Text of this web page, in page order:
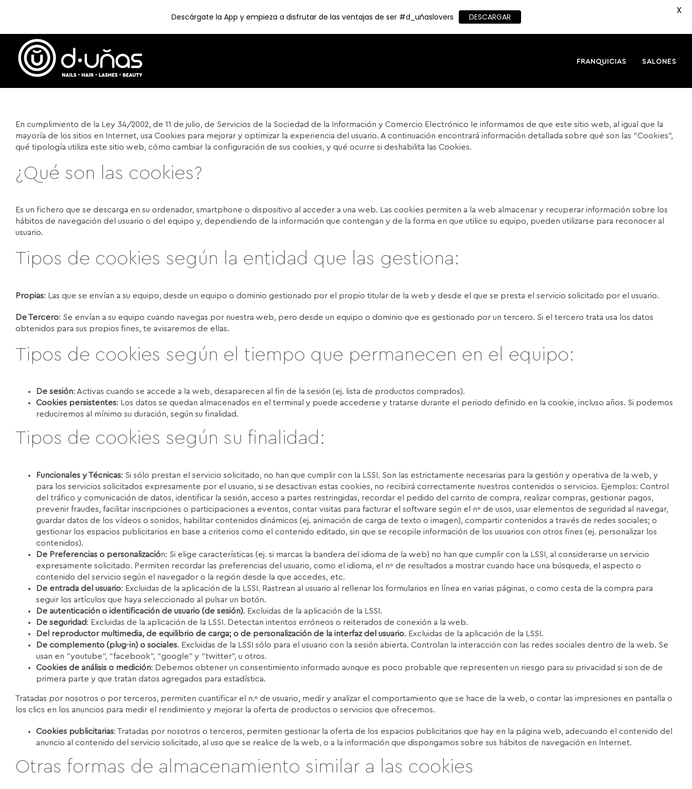
content
FRANQUICIAS SALONES
En cumplimiento de la Ley 34/2002, de 11 de julio, de Servicios de la Sociedad de la Información y Comercio Electrónico le informamos de que este sitio web, al igual que la
mayoría de los sitios en Internet, usa Cookies para mejorar y optimizar la experiencia del usuario. A continuación encontrará información detallada sobre qué son las “Cookies”,
qué tipología utiliza este sitio web, cómo cambiar la configuración de sus cookies, y qué ocurre si deshabilita las Cookies.
¿Qué son las cookies?
Es un fichero que se descarga en su ordenador, smartphone o dispositivo al acceder a una web. Las cookies permiten a la web almacenar y recuperar información sobre los
hábitos de navegación del usuario o del equipo y, dependiendo de la información que contengan y de la forma en que utilice su equipo, pueden utilizarse para reconocer al
usuario.
Tipos de cookies según la entidad que las gestiona:
Propias: Las que se envían a su equipo, desde un equipo o dominio gestionado por el propio titular de la web y desde el que se presta el servicio solicitado por el usuario.
De Tercero: Se envían a su equipo cuando navegas por nuestra web, pero desde un equipo o dominio que es gestionado por un tercero. Si el tercero trata usa los datos
obtenidos para sus propios fines, te avisaremos de ellas.
Tipos de cookies según el tiempo que permanecen en el equipo:
De sesión: Activas cuando se accede a la web, desaparecen al fin de la sesión (ej. lista de productos comprados).
Cookies persistentes: Los datos se quedan almacenados en el terminal y puede accederse y tratarse durante el periodo definido en la cookie, incluso años. Si podemos
reduciremos al mínimo su duración, según su finalidad.
Tipos de cookies según su finalidad:
Funcionales y Técnicas: Si sólo prestan el servicio solicitado, no han que cumplir con la LSSI. Son las estrictamente necesarias para la gestión y operativa de la web, y
para los servicios solicitados expresamente por el usuario, si se desactivan estas cookies, no recibirá correctamente nuestros contenidos o servicios. Ejemplos: Control
del tráfico y comunicación de datos, identificar la sesión, acceso a partes restringidas, recordar el pedido del carrito de compra, realizar compras, gestionar pagos,
prevenir fraudes, facilitar inscripciones o participaciones a eventos, contar visitas para facturar el software según el nº de usos, usar elementos de seguridad al navegar,
guardar datos de los vídeos o sonidos, habilitar contenidos dinámicos (ej. animación de carga de texto o imagen), compartir contenidos a través de redes sociales; o
gestionar los espacios publicitarios en base a criterios como el contenido editado, sin que se recopile información de los usuarios con otros fines (ej. personalizar los
contenidos).
De Preferencias o personalización: Si elige características (ej. si marcas la bandera del idioma de la web) no han que cumplir con la LSSI, al considerarse un servicio
expresamente solicitado. Permiten recordar las preferencias del usuario, como el idioma, el nº de resultados a mostrar cuando hace una búsqueda, el aspecto o
contenido del servicio según el navegador o la región desde la que accedes, etc.
De entrada del usuario: Excluidas de la aplicación de la LSSI. Rastrean al usuario al rellenar los formularios en línea en varias páginas, o como cesta de la compra para
seguir los artículos que haya seleccionado al pulsar un botón.
De autenticación o identificación de usuario (de sesión). Excluidas de la aplicación de la LSSI.
De seguridad: Excluidas de la aplicación de la LSSI. Detectan intentos erróneos o reiterados de conexión a la web.
Del reproductor multimedia, de equilibrio de carga; o de personalización de la interfaz del usuario. Excluidas de la aplicación de la LSSI.
De complemento (plug-in) o sociales. Excluidas de la LSSI sólo para el usuario con la sesión abierta. Controlan la interacción con las redes sociales dentro de la web. Se
usan en “youtube”, “facebook”, “google” y “twitter”, u otros.
Cookies de análisis o medición: Debemos obtener un consentimiento informado aunque es poco probable que representen un riesgo para su privacidad si son de de
primera parte y que tratan datos agregados para estadística.
Tratadas por nosotros o por terceros, permiten cuantificar el n.º de usuario, medir y analizar el comportamiento que se hace de la web, o contar las impresiones en pantalla o
los clics en los anuncios para medir el rendimiento y mejorar la oferta de productos o servicios que ofrecemos.
Cookies publicitarias: Tratadas por nosotros o terceros, permiten gestionar la oferta de los espacios publicitarios que hay en la página web, adecuando el contenido del
anuncio al contenido del servicio solicitado, al uso que se realice de la web, o a la información que dispongamos sobre sus hábitos de navegación en Internet.
Otras formas de almacenamiento similar a las cookies
Descárgate la App y empieza a disfrutar de las ventajas de ser #d_uñaslovers DESCARGAR
X